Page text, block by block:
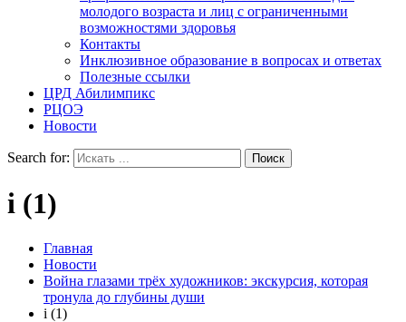
молодого возраста и лиц с ограниченными
возможностями здоровья
Контакты
Инклюзивное образование в вопросах и ответах
Полезные ссылки
ЦРД Абилимпикс
РЦОЭ
Новости
Search for:
i (1)
Главная
Новости
Война глазами трёх художников: экскурсия, которая
тронула до глубины души
i (1)